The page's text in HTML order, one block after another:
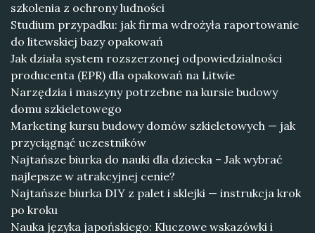
szkolenia z ochrony ludności
Studium przypadku: jak firma wdrożyła raportowanie
do litewskiej bazy opakowań
Jak działa system rozszerzonej odpowiedzialności
producenta (EPR) dla opakowań na Litwie
Narzędzia i maszyny potrzebne na kursie budowy
domu szkieletowego
Marketing kursu budowy domów szkieletowych — jak
przyciągnąć uczestników
Najtańsze biurka do nauki dla dziecka – Jak wybrać
najlepsze w atrakcyjnej cenie?
Najtańsze biurka DIY z palet i sklejki — instrukcja krok
po kroku
Nauka języka japońskiego: Kluczowe wskazówki i